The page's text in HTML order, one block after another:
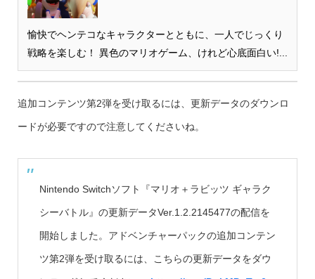
愉快でヘンテコなキャラクターとともに、一人でじっくり
戦略を楽しむ！ 異色のマリオゲーム、けれど心底面白い!...
追加コンテンツ第2弾を受け取るには、更新データのダウンロ
ードが必要ですので注意してくださいね。
Nintendo Switchソフト『マリオ＋ラビッツ ギャラク
シーバトル』の更新データVer.1.2.2145477の配信を
開始しました。アドベンチャーパックの追加コンテン
ツ第2弾を受け取るには、こちらの更新データをダウ